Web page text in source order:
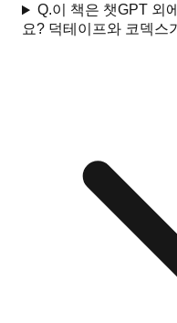
Q.이 책은 챗GPT 외
요? 덕테이프와 코덱스